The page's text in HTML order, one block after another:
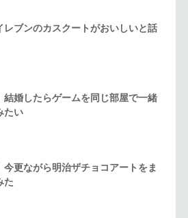
レブンのカスクートがおいしいと話
結婚したらゲームを同じ部屋で一緒
たい
今更ながら明治ザチョコアートをま
た